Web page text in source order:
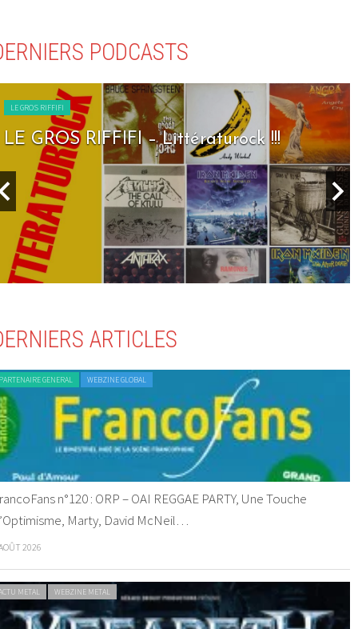
PODCASTS
LE GROS RIFFIFI
LE GROS RIFFIFI – Seven Days To
ARTICLES
GENERAL WEBZINE GLOBAL
n°120 : ORP – OAI REGGAE PARTY, Une Touche
Marty, David McNeil…
2026
METAL WEBZINE METAL